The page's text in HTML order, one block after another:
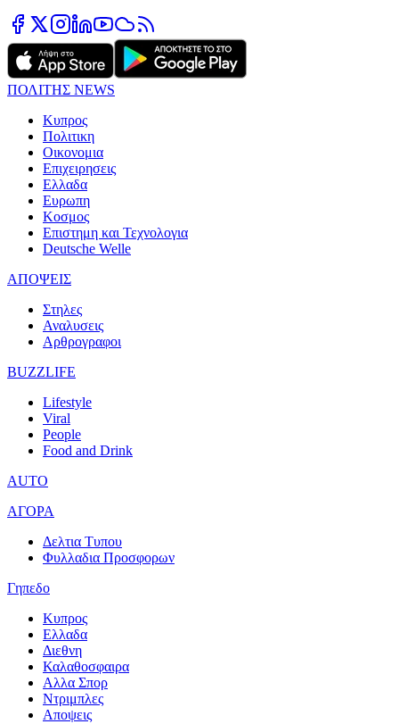
ΠΟΛΙΤΗΣ NEWS
Κυπρος
Πολιτικη
Οικονομια
Επιχειρησεις
Ελλαδα
Ευρωπη
Κοσμος
Επιστημη και Τεχνολογια
Deutsche Welle
ΑΠΟΨΕΙΣ
Στηλες
Αναλυσεις
Αρθρογραφοι
BUZZLIFE
Lifestyle
Viral
People
Food and Drink
AUTO
ΑΓΟΡΑ
Δελτια Τυπου
Φυλλαδια Προσφορων
Γηπεδο
Κυπρος
Ελλαδα
Διεθνη
Καλαθοσφαιρα
Αλλα Σπορ
Ντριμπλες
Αποψεις